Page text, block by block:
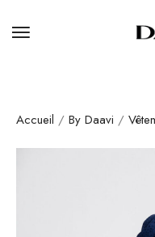
Accueil / By Daavi /